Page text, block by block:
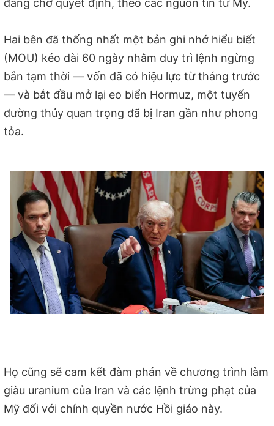
đang chờ quyết định, theo các nguồn tin từ Mỹ.
Hai bên đã thống nhất một bản ghi nhớ hiểu biết
(MOU) kéo dài 60 ngày nhằm duy trì lệnh ngừng
bắn tạm thời — vốn đã có hiệu lực từ tháng trước
— và bắt đầu mở lại eo biển Hormuz, một tuyến
đường thủy quan trọng đã bị Iran gần như phong
tỏa.
Họ cũng sẽ cam kết đàm phán về chương trình làm
giàu uranium của Iran và các lệnh trừng phạt của
Mỹ đối với chính quyền nước Hồi giáo này.